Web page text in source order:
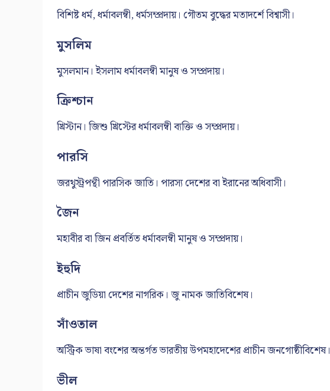
বিশিষ্ট ধর্ম, ধর্মাবলম্বী, ধর্মসম্প্রদায়। গৌতম বুদ্ধের মতাদর্শে বিশ্বাসী।
মুসলিম
মুসলমান। ইসলাম ধর্মাবলম্বী মানুষ ও সম্প্রদায়।
ক্রিশ্চান
খ্রিস্টান। জিশু খ্রিস্টের ধর্মাবলম্বী ব্যক্তি ও সম্প্রদায়।
পারসি
জরথুস্ট্রপন্থী পারসিক জাতি। পারস্য দেশের বা ইরানের অধিবাসী।
জৈন
মহাবীর বা জিন প্রবর্তিত ধর্মাবলম্বী মানুষ ও সম্প্রদায়।
ইহুদি
প্রাচীন জুডিয়া দেশের নাগরিক। জু নামক জাতিবিশেষ।
সাঁওতাল
অস্ট্রিক ভাষা বংশের অন্তর্গত ভারতীয় উপমহাদেশের প্রাচীন জনগোষ্ঠীবিশেষ।
ভীল